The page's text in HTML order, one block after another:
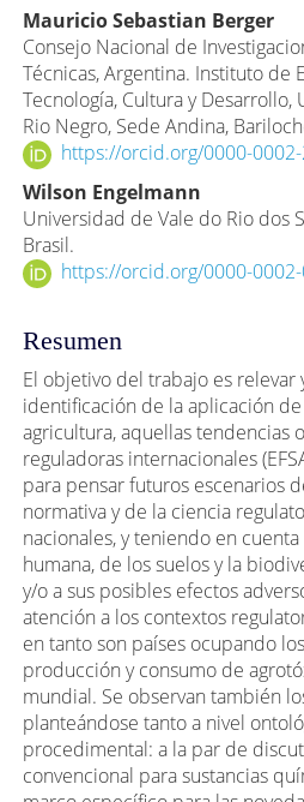
Contenido
principal
del
artículo
Mauricio Sebastian Berger
Consejo Nacional de
Técnicas, Argentina. Instituto de
Tecnología, Cultura y
Rio Negro, Sede Andina,
https://orcid.org/0000-
Wilson Engelmann
Universidad de Vale do Rio dos
Brasil.
https://orcid.org/0000-
Resumen
El objetivo del trabajo es relevar
identificación de la aplicación
agricultura, aquellas tendencias
reguladoras internacionales
para pensar futuros escenarios
normativa y de la ciencia
nacionales, y teniendo en
humana, de los suelos y la
y/o a sus posibles efectos
atención a los contextos
en tanto son países ocupando
producción y consumo de
mundial. Se observan también
planteándose tanto a nivel
procedimental: a la par de
convencional para sustancias